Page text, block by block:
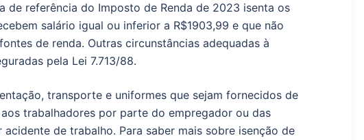
de referência do Imposto de Renda de 2023 isenta os
salário igual ou inferior a R$1903,99 e que não
de renda. Outras circunstâncias adequadas à
pela Lei 7.713/88.
transporte e uniformes que sejam fornecidos de
trabalhadores por parte do empregador ou das
acidente de trabalho. Para saber mais sobre isenção de